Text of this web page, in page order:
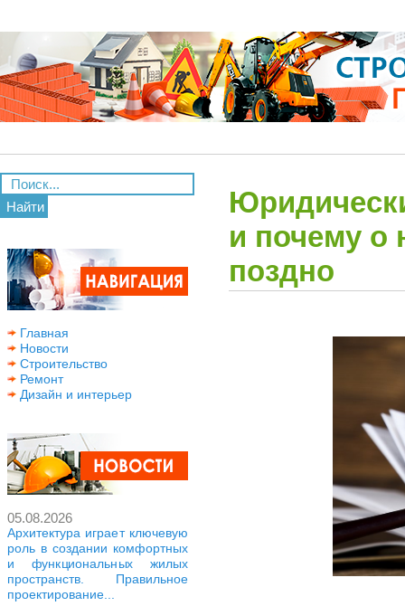
Найти
Главная
Новости
Строительство
Ремонт
Дизайн и интерьер
05.08.2026
Архитектура играет ключевую
роль в создании комфортных
и функциональных жилых
пространств. Правильное
проектирование...
и почему о
поздно